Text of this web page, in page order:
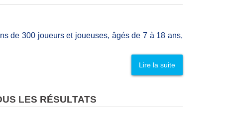
de 300 joueurs et joueuses, âgés de 7 à 18 ans,
Lire la suite
LES RÉSULTATS